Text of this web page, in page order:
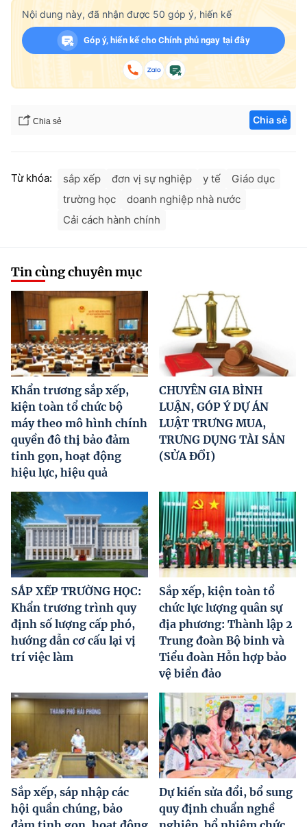
Nội dung này, đã nhận được 50 góp ý, hiến kế
Góp ý, hiến kế cho Chính phủ ngay tại đây
Chia sẻ Chia sẻ
Từ khóa: sắp xếp đơn vị sự nghiệp y tế
Giáo dục
trường học
doanh nghiệp nhà nước
Cải cách hành chính
Tin cùng chuyên mục
Khẩn trương sắp xếp,
kiện toàn tổ chức bộ
máy theo mô hình chính
quyền đô thị bảo đảm
tinh gọn, hoạt động
hiệu lực, hiệu quả
CHUYÊN GIA BÌNH
LUẬN, GÓP Ý DỰ ÁN
LUẬT TRƯNG MUA,
TRƯNG DỤNG TÀI SẢN
(SỬA ĐỔI)
SẮP XẾP TRƯỜNG HỌC:
Khẩn trương trình quy
định số lượng cấp phó,
hướng dẫn cơ cấu lại vị
trí việc làm
Sắp xếp, kiện toàn tổ
chức lực lượng quân sự
địa phương: Thành lập 2
Trung đoàn Bộ binh và
Tiểu đoàn Hỗn hợp bảo
vệ biển đảo
Sắp xếp, sáp nhập các
hội quần chúng, bảo
Dự kiến sửa đổi, bổ sung
quy định chuẩn nghề